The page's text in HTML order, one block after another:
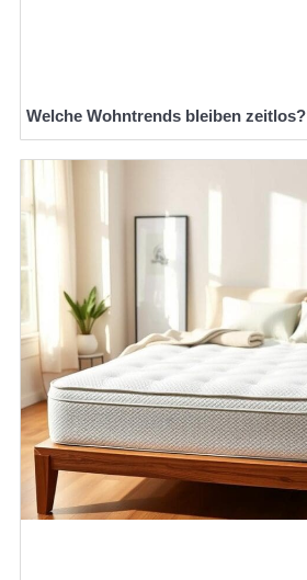
Welche Wohntrends bleiben zeitlos?